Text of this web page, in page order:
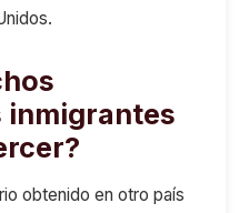
inmigrantes
obtenido en otro país